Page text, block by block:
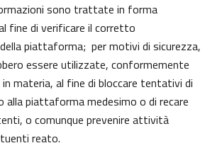
sono trattate in forma
fine di verificare il corretto
piattaforma; per motivi di sicurezza,
essere utilizzate, conformemente
materia, al fine di bloccare tentativi di
alla piattaforma medesimo o di recare
o comunque prevenire attività
reato.